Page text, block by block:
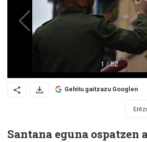
Gehitu gaitzazu Googlen
Santana eguna ospatzen